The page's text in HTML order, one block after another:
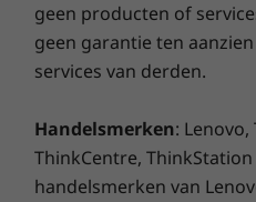
Werk slimmer, niet
geen producten of
geen garantie ten
services van derden.
Handelsmerken: Lenovo,
ThinkCentre,
handelsmerken van